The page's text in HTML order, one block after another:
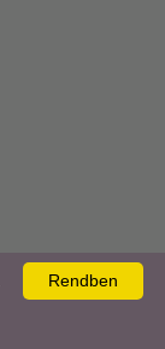
Rendben